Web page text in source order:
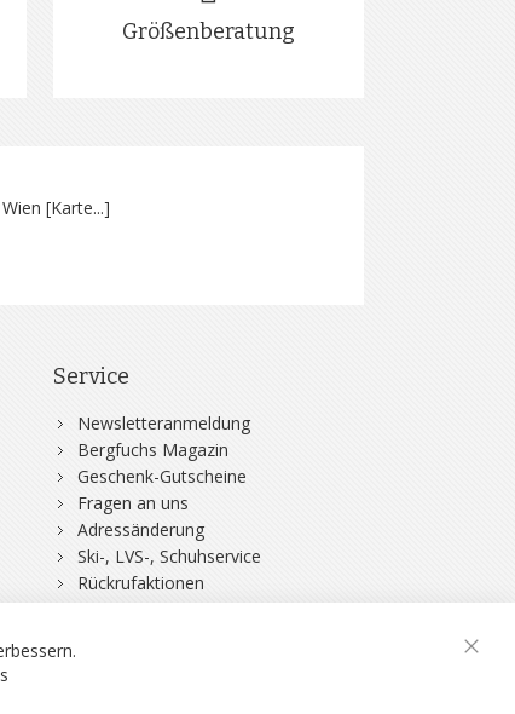
Größenberatung
[Karte...]
Service
Newsletteranmeldung
Bergfuchs Magazin
Geschenk-Gutscheine
Fragen an uns
Adressänderung
Ski-, LVS-, Schuhservice
Rückrufaktionen
DSV-Skiversicherung